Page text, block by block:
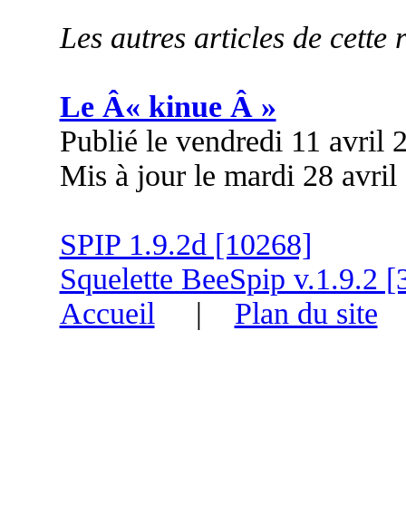
Les autres articles de cette
Le Â« kinue Â »
Publié le vendredi 11 avril
Mis à jour le mardi 28 avril
SPIP 1.9.2d [10268]
Squelette BeeSpip v.1.9.2
Accueil | Plan du site